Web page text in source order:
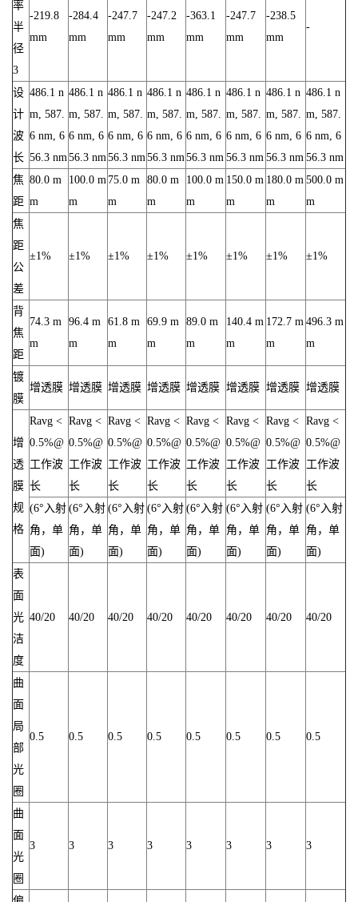
率
半
径
3
-219.8
mm
-284.4
mm
-247.7
mm
-247.2
mm
-363.1
mm
-247.7
mm
-238.5
mm
-
设
计
波
长
486.1 n
m, 587.
6 nm, 6
56.3 nm
486.1 n
m, 587.
6 nm, 6
56.3 nm
486.1 n
m, 587.
6 nm, 6
56.3 nm
486.1 n
m, 587.
6 nm, 6
56.3 nm
486.1 n
m, 587.
6 nm, 6
56.3 nm
486.1 n
m, 587.
6 nm, 6
56.3 nm
486.1 n
m, 587.
6 nm, 6
56.3 nm
486.1 n
m, 587.
6 nm, 6
56.3 nm
焦
距
80.0 m
m
100.0 m
m
75.0 m
m
80.0 m
m
100.0 m
m
150.0 m
m
180.0 m
m
500.0 m
m
焦
距
公
差
±1% ±1% ±1% ±1% ±1% ±1% ±1% ±1%
背
焦
距
74.3 m
m
96.4 m
m
61.8 m
m
69.9 m
m
89.0 m
m
140.4 m
m
172.7 m
m
496.3 m
m
镀
膜
增透膜 增透膜 增透膜 增透膜 增透膜 增透膜 增透膜 增透膜
增
透
膜
规
格
Ravg <
0.5%@
工作波
长
Ravg <
0.5%@
工作波
长
Ravg <
0.5%@
工作波
长
Ravg <
0.5%@
工作波
长
Ravg <
0.5%@
工作波
长
Ravg <
0.5%@
工作波
长
Ravg <
0.5%@
工作波
长
Ravg <
0.5%@
工作波
长
(6°入射
角，单
面)
(6°入射
角，单
面)
(6°入射
角，单
面)
(6°入射
角，单
面)
(6°入射
角，单
面)
(6°入射
角，单
面)
(6°入射
角，单
面)
(6°入射
角，单
面)
表
面
光
洁
度
40/20 40/20 40/20 40/20 40/20 40/20 40/20 40/20
曲
面
局
部
光
圈
0.5 0.5 0.5 0.5 0.5 0.5 0.5 0.5
曲
面
光
圈
3 3 3 3 3 3 3 3